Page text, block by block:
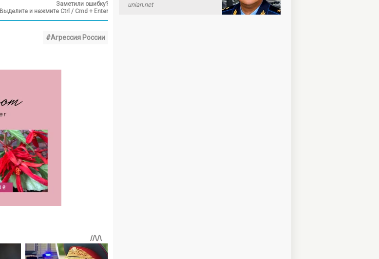
Заметили ошибку?
Выделите и нажмите Ctrl / Cmd + Enter
#Агрессия России